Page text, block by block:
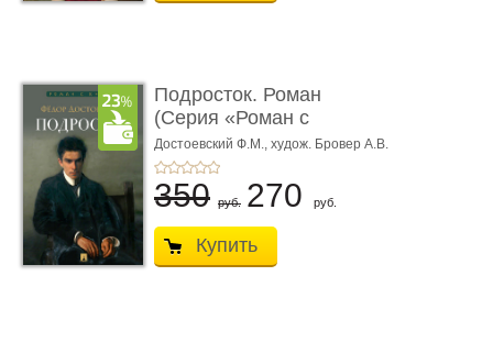
Подросток. Роман
(Серия «Роман с
книгой»)
Достоевский Ф.М., худож. Бровер А.В.
350 руб. 270 руб.
Купить